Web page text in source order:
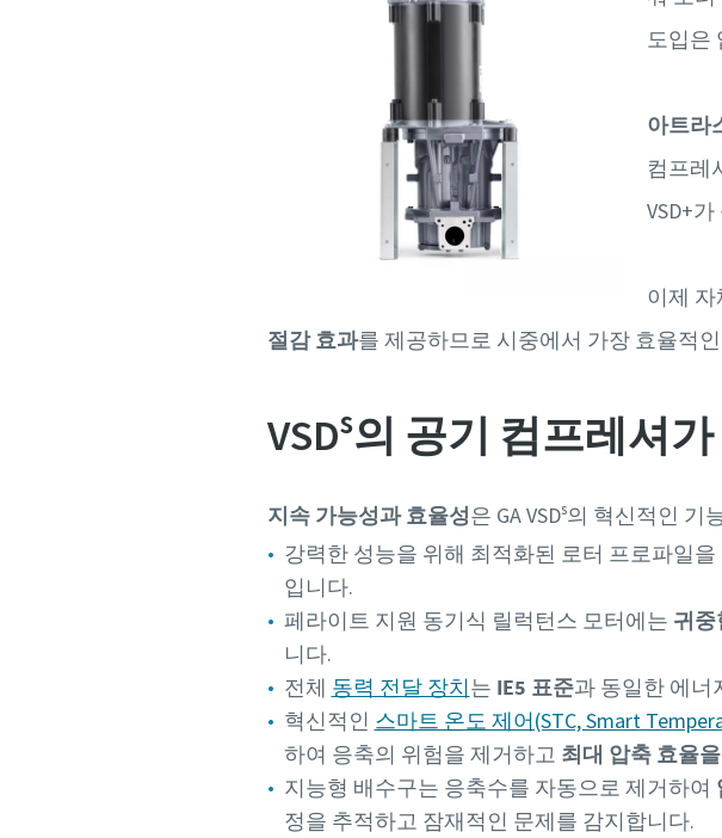
도입은
아트라
컴프레
VSD+
이제 자
절감 효과를 제공하므로 시중에서 가장 효율적
VSDs의 공기 컴프레셔
지속 가능성과 효율성은 GA VSDs의 혁신적인 기
강력한 성능을 위해 최적화된 로터 프로파일
입니다.
페라이트 지원 동기식 릴럭턴스 모터에는 귀중
니다.
전체 동력 전달 장치는 IE5 표준과 동일한 에너
혁신적인 스마트 온도 제어(STC, Smart
하여 응축의 위험을 제거하고 최대 압축 효율
지능형 배수구는 응축수를 자동으로 제거하여
정을 추적하고 잠재적인 문제를 감지합니다.